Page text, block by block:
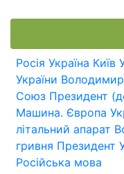
Росія Україна Київ
України
Союз Президент
Машина. Європа
літальний апарат
гривня Президент
Російська мова